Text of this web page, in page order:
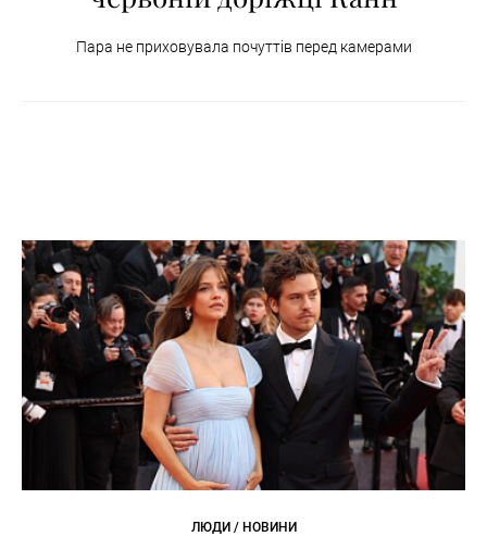
Пара не приховувала почуттів перед камерами
ЛЮДИ / НОВИНИ